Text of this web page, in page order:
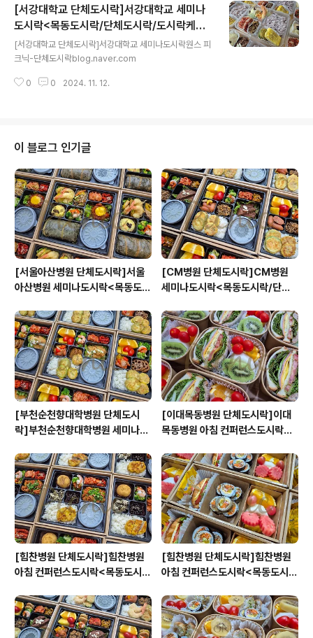
[서강대학교 단체도시락]서강대학교 세미나
도시락<목동도시락/단체도시락/도시락케이
터링:원스피크닉>
[서강대학교 단체도시락]서강대학교 세미나도시락원스 피
크닉-단체도시락blog.naver.com
0 0 2024. 11. 12.
이 블로그 인기글
[서울아산병원 단체도시락]서울
아산병원 세미나도시락<목동도시
원스피크닉>
[CM병원 단체도시락]CM병원
세미나도시락<목동도시락/단체
닉>
[부천순천향대학병원 단체도시
락]부천순천향대학병원 세미나도
시락케이터링:원스피크닉>
[이대목동병원 단체도시락]이대
목동병원 아침 컨퍼런스도시락<
이터링:원스피크닉>
[힘찬병원 단체도시락]힘찬병원
아침 컨퍼런스도시락<목동도시
원스피크닉>
[힘찬병원 단체도시락]힘찬병원
아침 컨퍼런스도시락<목동도시
원스피크닉>